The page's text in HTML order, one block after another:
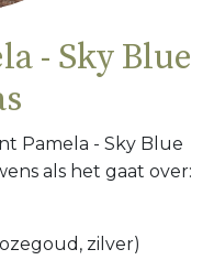
- Sky Blue
Pamela - Sky Blue
als het gaat over:
zilver)